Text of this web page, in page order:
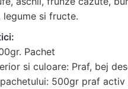
legume si fructe.
Pachet
si culoare: Praf, bej
500gr praf activ
*